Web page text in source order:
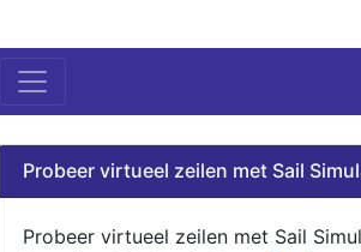
Probeer virtueel zeilen met Sail
Probeer virtueel zeilen met Sail